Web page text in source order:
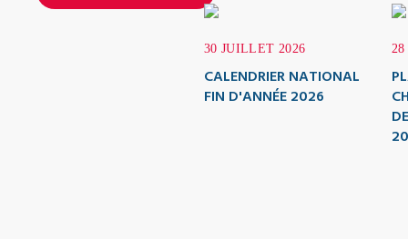
30 JUILLET 2026
CALENDRIER NATIONAL
FIN D'ANNÉE 2026